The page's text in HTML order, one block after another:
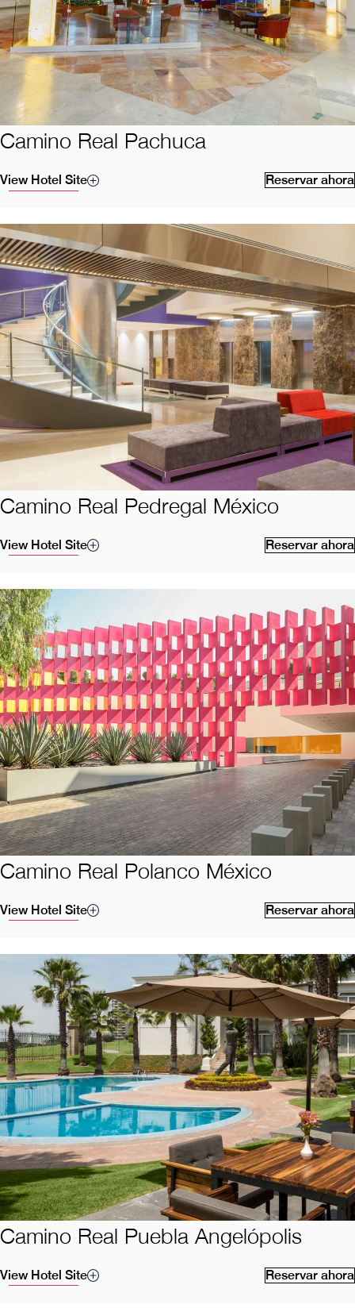
Camino Real Pachuca
Reservar ahora
View Hotel Site
Camino Real Pedregal México
Reservar ahora
View Hotel Site
Camino Real Polanco México
Reservar ahora
View Hotel Site
Camino Real Puebla Angelópolis
Reservar ahora
View Hotel Site